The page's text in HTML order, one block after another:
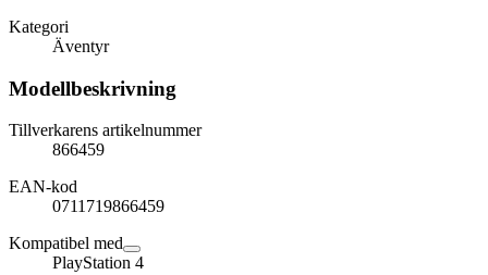
Kategori
Äventyr
Modellbeskrivning
Tillverkarens artikelnummer
866459
EAN-kod
0711719866459
Kompatibel med
PlayStation 4